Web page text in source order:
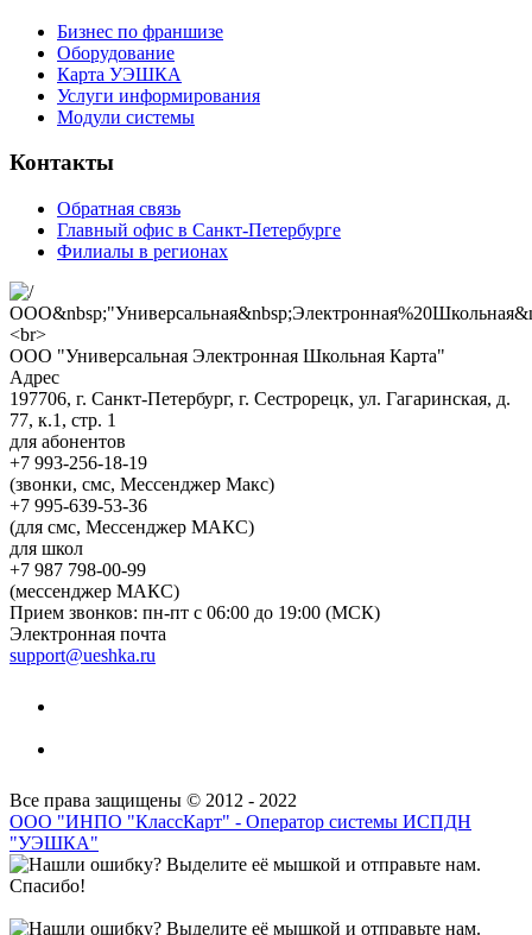
Бизнес по франшизе
Оборудование
Карта УЭШКА
Услуги информирования
Модули системы
Контакты
Обратная связь
Главный офис в Санкт-Петербурге
Филиалы в регионах
ООО "Универсальная Электронная Школьная Карта"
Адрес
197706, г. Санкт-Петербург, г. Сестрорецк, ул. Гагаринская, д.
77, к.1, стр. 1
для абонентов
+7 993-256-18-19
(звонки, смс, Мессенджер Макс)
+7 995-639-53-36
(для смс, Мессенджер МАКС)
для школ
+7 987 798-00-99
(мессенджер МАКС)
Прием звонков: пн-пт с 06:00 до 19:00 (МСК)
Электронная почта
support@ueshka.ru
Все права защищены © 2012 - 2022
ООО "ИНПО "КлассКарт" - Оператор системы ИСПДН
"УЭШКА"